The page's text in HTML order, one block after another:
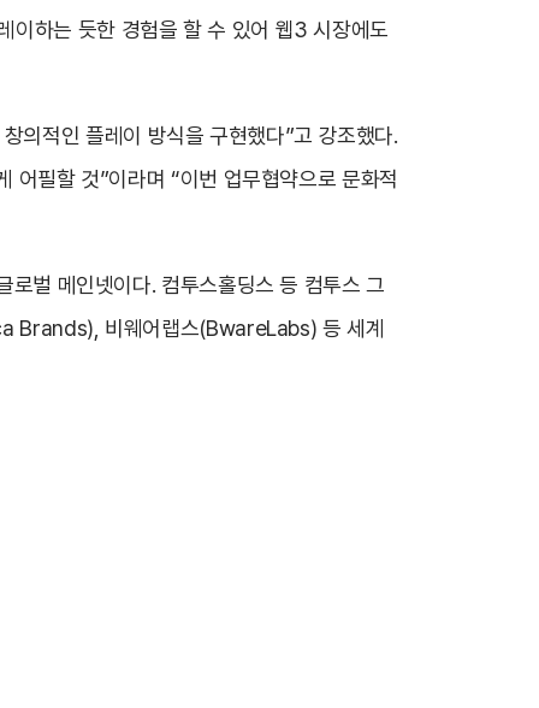
이하는 듯한 경험을 할 수 있어 웹3 시장에도
의적인 플레이 방식을 구현했다”고 강조했다.
어필할 것”이라며 “이번 업무협약으로 문화적
벌 메인넷이다. 컴투스홀딩스 등 컴투스 그
Brands), 비웨어랩스(BwareLabs) 등 세계